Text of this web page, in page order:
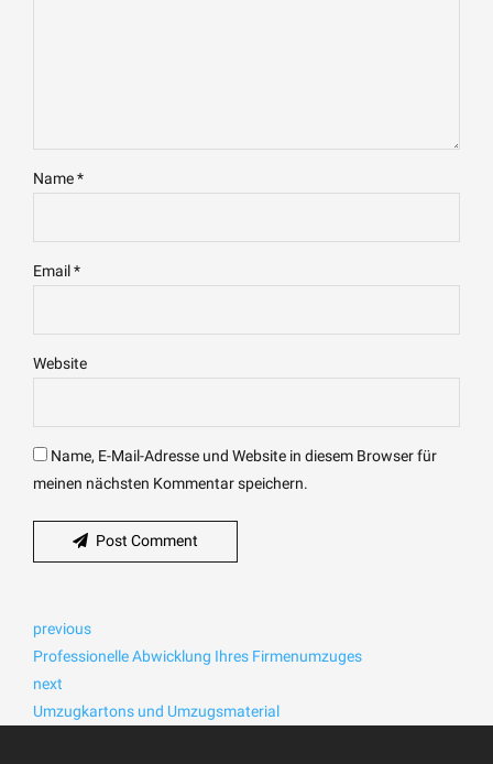
Name *
Email *
Website
Name, E-Mail-Adresse und Website in diesem Browser für
meinen nächsten Kommentar speichern.
Post Comment
previous
Professionelle Abwicklung Ihres Firmenumzuges
next
Umzugkartons und Umzugsmaterial